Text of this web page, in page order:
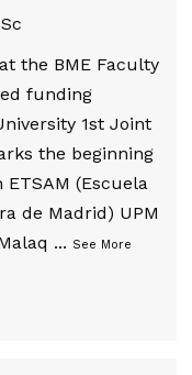
the BME Faculty
funding
1st Joint
the beginning
(Escuela
de Madrid) UPM
... See More